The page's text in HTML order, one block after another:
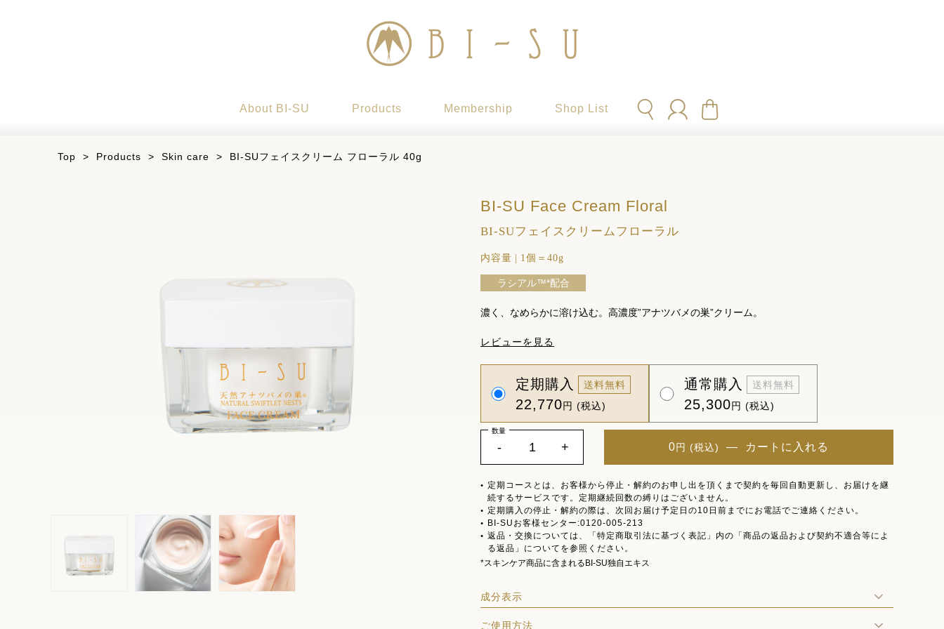
About BI-SU Products Membership Shop List
Top > Products > Skin care > BI-SUフェイスクリーム フローラル 40g
BI-SU Face Cream Floral
BI-SUフェイスクリームフローラル
内容量 1個＝40g
ラシアル™*配合
濃く、なめらかに溶け込む。高濃度”アナツバメの巣”クリーム。
レビューを見る
定期購入 送料無料
22,770円 (税込)
通常購入 送料無料
25,300円 (税込)
-
数量
+ 0円 (税込) ― カートに入れる
定期コースとは、お客様から停止・解約のお申し出を頂くまで契約を毎回自動更新し、お届けを継
続するサービスです。定期継続回数の縛りはございません。
定期購入の停止・解約の際は、次回お届け予定日の10日前までにお電話でご連絡ください。
BI-SUお客様センター:0120-005-213
返品・交換については、「特定商取引法に基づく表記」内の「商品の返品および契約不適合等によ
る返品」についてを参照ください。
*スキンケア商品に含まれるBI-SU独自エキス
成分表示
ご使用方法